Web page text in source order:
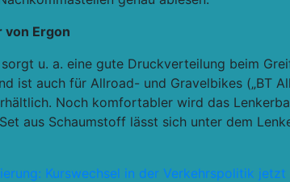
von Ergon
u. a. eine gute Druckverteilung beim
ist auch für Allroad- und Gravelbikes („BT
Noch komfortabler wird das
aus Schaumstoff lässt sich unter dem
Kurswechsel in der Verkehrspolitik jetzt